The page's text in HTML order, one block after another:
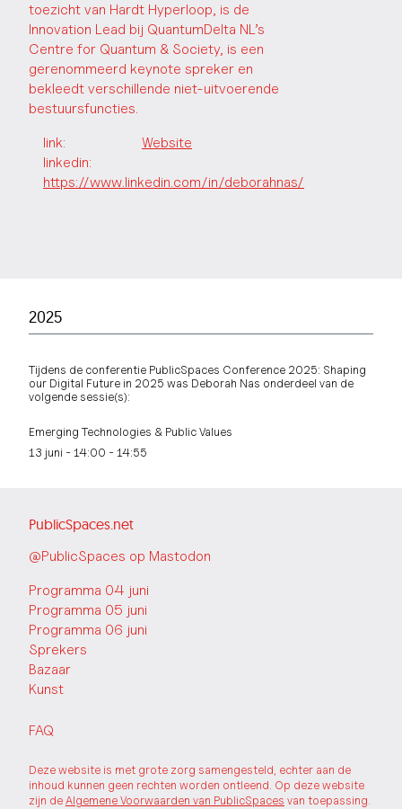
toezicht van Hardt Hyperloop, is de
Innovation Lead bij QuantumDelta NL’s
Centre for Quantum & Society, is een
gerenommeerd keynote spreker en
bekleedt verschillende niet-uitvoerende
bestuursfuncties.
link:
Website
linkedin:
https://www.linkedin.com/in/deborahnas/
2025
Tijdens de conferentie PublicSpaces Conference 2025: Shaping
our Digital Future in 2025 was Deborah Nas onderdeel van de
volgende sessie(s):
Emerging Technologies & Public Values
13 juni - 14:00 - 14:55
PublicSpaces.net
@PublicSpaces op Mastodon
Programma 04 juni
Programma 05 juni
Programma 06 juni
Sprekers
Bazaar
Kunst
FAQ
Deze website is met grote zorg samengesteld, echter aan de
inhoud kunnen geen rechten worden ontleend. Op deze website
zijn de Algemene Voorwaarden van PublicSpaces van toepassing.